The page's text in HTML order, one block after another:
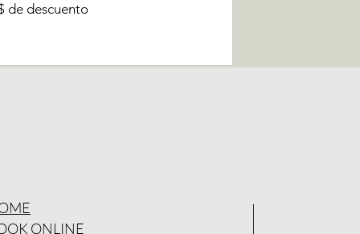
de descuento
ONLINE